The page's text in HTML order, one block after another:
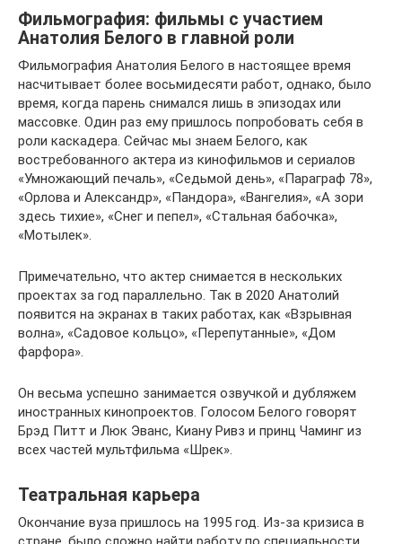
Фильмография: фильмы с участием
Анатолия Белого в главной роли
Фильмография Анатолия Белого в настоящее время
насчитывает более восьмидесяти работ, однако, было
время, когда парень снимался лишь в эпизодах или
массовке. Один раз ему пришлось попробовать себя в
роли каскадера. Сейчас мы знаем Белого, как
востребованного актера из кинофильмов и сериалов
«Умножающий печаль», «Седьмой день», «Параграф 78»,
«Орлова и Александр», «Пандора», «Вангелия», «А зори
здесь тихие», «Снег и пепел», «Стальная бабочка»,
«Мотылек».
Примечательно, что актер снимается в нескольких
проектах за год параллельно. Так в 2020 Анатолий
появится на экранах в таких работах, как «Взрывная
волна», «Садовое кольцо», «Перепутанные», «Дом
фарфора».
Он весьма успешно занимается озвучкой и дубляжем
иностранных кинопроектов. Голосом Белого говорят
Брэд Питт и Люк Эванс, Киану Ривз и принц Чаминг из
всех частей мультфильма «Шрек».
Театральная карьера
Окончание вуза пришлось на 1995 год. Из-за кризиса в